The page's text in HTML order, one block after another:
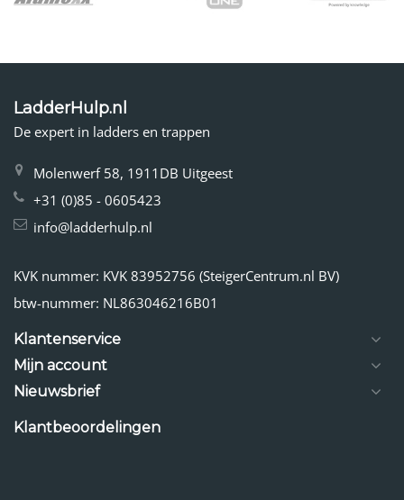
LadderHulp.nl
De expert in ladders en trappen
Molenwerf 58, 1911DB Uitgeest
+31 (0)85 - 0605423
info@ladderhulp.nl
KVK nummer: KVK 83952756 (SteigerCentrum.nl BV)
btw-nummer: NL863046216B01
Klantenservice
Mijn account
Nieuwsbrief
Klantbeoordelingen